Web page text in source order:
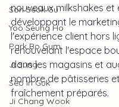
Son Seok Gu
Yoo Seung Ho
Park Bo Gum
Ji Sung
Seo In Guk
Ji Chang Wook
nouveaux milkshakes et
développant le
l'expérience client hors
renouvelant l'espace
dans les magasins et
nombre de pâtisseries
fraîchement préparés.